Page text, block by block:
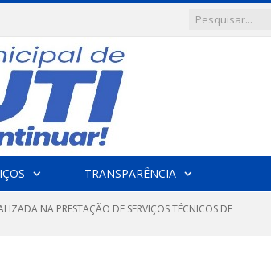
TRANSPARÊNCIA
NA PRESTAÇÃO DE SERVIÇOS TÉCNICOS DE